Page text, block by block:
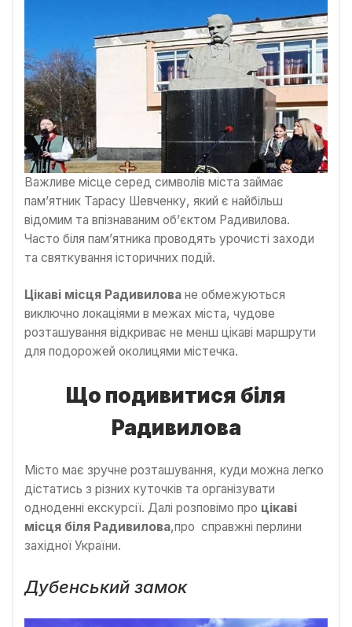
Важливе місце серед символів міста займає
пам’ятник Тарасу Шевченку, який є найбільш
відомим та впізнаваним об’єктом Радивилова.
Часто біля пам’ятника проводять урочисті заходи
та святкування історичних подій.
Цікаві місця Радивилова не обмежуються
виключно локаціями в межах міста, чудове
розташування відкриває не менш цікаві маршрути
для подорожей околицями містечка.
Що подивитися біля
Радивилова
Місто має зручне розташування, куди можна легко
дістатись з різних куточків та організувати
одноденні екскурсії. Далі розповімо про цікаві
місця біля Радивилова,про справжні перлини
західної України.
Дубенський замок